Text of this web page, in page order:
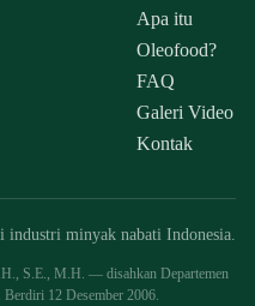
Apa itu
Oleofood?
FAQ
Galeri Video
Kontak
industri minyak nabati Indonesia.
S.E., M.H. — disahkan Departemen
12 Desember 2006.